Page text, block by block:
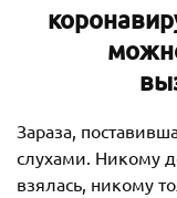
Зараза,
слухами. Никому
взялась, никому